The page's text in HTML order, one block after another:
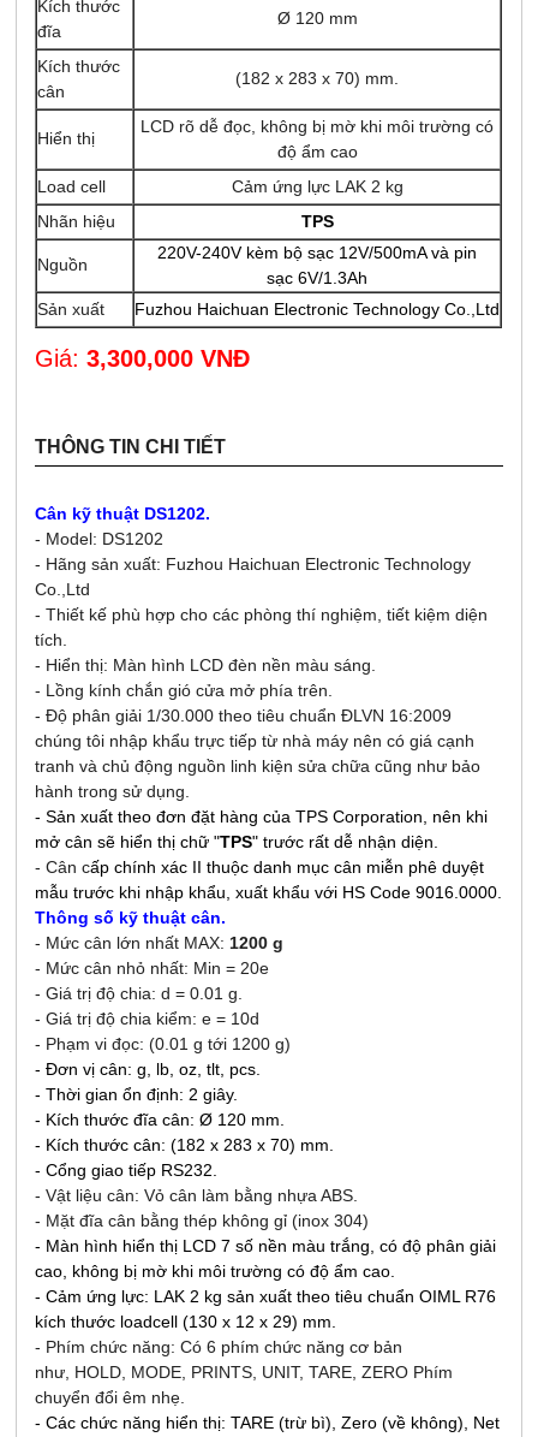
Kích thước
đĩa
Ø 120 mm
Kích thước
cân
(182 x 283 x 70) mm.
Hiển thị
LCD rõ dễ đọc, không bị mờ khi môi trường có
độ ẩm cao
Load cell
Cảm ứng lực LAK 2 kg
Nhãn hiệu
TPS
Nguồn
220V-240V kèm bộ sạc 12V/500mA và pin
sạc 6V/1.3Ah
Sản xuất
Fuzhou Haichuan Electronic Technology Co.,Ltd
Giá:3,300,000 VNĐ
THÔNG TIN CHI TIẾT
Cân kỹ thuật DS1202.
- Model: DS1202
- Hãng sản xuất: Fuzhou Haichuan Electronic Technology
Co.,Ltd
- Thiết kế phù hợp cho các phòng thí nghiệm, tiết kiệm diện
tích.
- Hiển thị: Màn hình LCD đèn nền màu sáng.
- Lồng kính chắn gió cửa mở phía trên.
- Độ phân giải 1/30.000 theo tiêu chuẩn ĐLVN 16:2009
chúng tôi nhập khẩu trực tiếp từ nhà máy nên có giá cạnh
tranh và chủ động nguồn linh kiện sửa chữa cũng như bảo
hành trong sử dụng.
- Sản xuất theo đơn đặt hàng của TPS Corporation, nên khi
mở cân sẽ hiển thị chữ "TPS" trước rất dễ nhận diện.
- Cân cấp chính xác II thuộc danh mục cân miễn phê duyệt
mẫu trước khi nhập khẩu, xuất khẩu với HS Code 9016.0000.
Thông số kỹ thuật cân.
- Mức cân lớn nhất MAX: 1200 g
- Mức cân nhỏ nhất: Min = 20e
- Giá trị độ chia: d = 0.01 g.
- Giá trị độ chia kiểm: e = 10d
- Phạm vi đọc: (0.01 g tới 1200 g)
- Đơn vị cân: g, lb, oz, tlt, pcs.
- Thời gian ổn định: 2 giây.
- Kích thước đĩa cân: Ø 120 mm.
- Kích thước cân: (182 x 283 x 70) mm.
- Cổng giao tiếp RS232.
- Vật liệu cân: Vỏ cân làm bằng nhựa ABS.
- Mặt đĩa cân bằng thép không gỉ (inox 304)
- Màn hình hiển thị LCD 7 số nền màu trắng, có độ phân giải
cao, không bị mờ khi môi trường có độ ẩm cao.
- Cảm ứng lực: LAK 2 kg sản xuất theo tiêu chuẩn OIML R76
kích thước loadcell (130 x 12 x 29) mm.
- Phím chức năng: Có 6 phím chức năng cơ bản
như, HOLD, MODE, PRINTS, UNIT, TARE, ZERO Phím
chuyển đổi êm nhẹ.
- Các chức năng hiển thị: TARE (trừ bì), Zero (về không), Net